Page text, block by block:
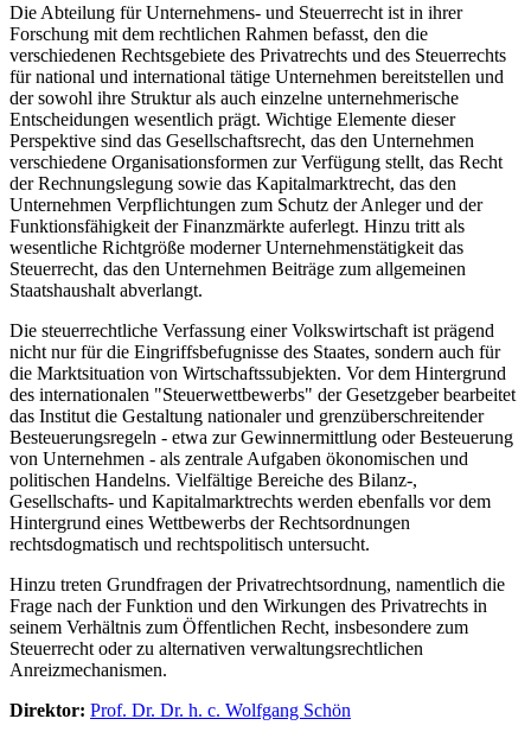
Die Abteilung für Unternehmens- und Steuerrecht ist in ihrer
Forschung mit dem rechtlichen Rahmen befasst, den die
verschiedenen Rechtsgebiete des Privatrechts und des Steuerrechts
für national und international tätige Unternehmen bereitstellen und
der sowohl ihre Struktur als auch einzelne unternehmerische
Entscheidungen wesentlich prägt. Wichtige Elemente dieser
Perspektive sind das Gesellschaftsrecht, das den Unternehmen
verschiedene Organisationsformen zur Verfügung stellt, das Recht
der Rechnungslegung sowie das Kapitalmarktrecht, das den
Unternehmen Verpflichtungen zum Schutz der Anleger und der
Funktionsfähigkeit der Finanzmärkte auferlegt. Hinzu tritt als
wesentliche Richtgröße moderner Unternehmenstätigkeit das
Steuerrecht, das den Unternehmen Beiträge zum allgemeinen
Staatshaushalt abverlangt.
Die steuerrechtliche Verfassung einer Volkswirtschaft ist prägend
nicht nur für die Eingriffsbefugnisse des Staates, sondern auch für
die Marktsituation von Wirtschaftssubjekten. Vor dem Hintergrund
des internationalen "Steuerwettbewerbs" der Gesetzgeber bearbeitet
das Institut die Gestaltung nationaler und grenzüberschreitender
Besteuerungsregeln - etwa zur Gewinnermittlung oder Besteuerung
von Unternehmen - als zentrale Aufgaben ökonomischen und
politischen Handelns. Vielfältige Bereiche des Bilanz-,
Gesellschafts- und Kapitalmarktrechts werden ebenfalls vor dem
Hintergrund eines Wettbewerbs der Rechtsordnungen
rechtsdogmatisch und rechtspolitisch untersucht.
Hinzu treten Grundfragen der Privatrechtsordnung, namentlich die
Frage nach der Funktion und den Wirkungen des Privatrechts in
seinem Verhältnis zum Öffentlichen Recht, insbesondere zum
Steuerrecht oder zu alternativen verwaltungsrechtlichen
Anreizmechanismen.
Direktor: Prof. Dr. Dr. h. c. Wolfgang Schön